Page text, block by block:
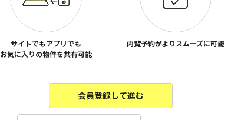
サイトでもアプリでも
お気に入りの物件を共有可能
内覧予約がよりスムーズに可能
会員登録して進む